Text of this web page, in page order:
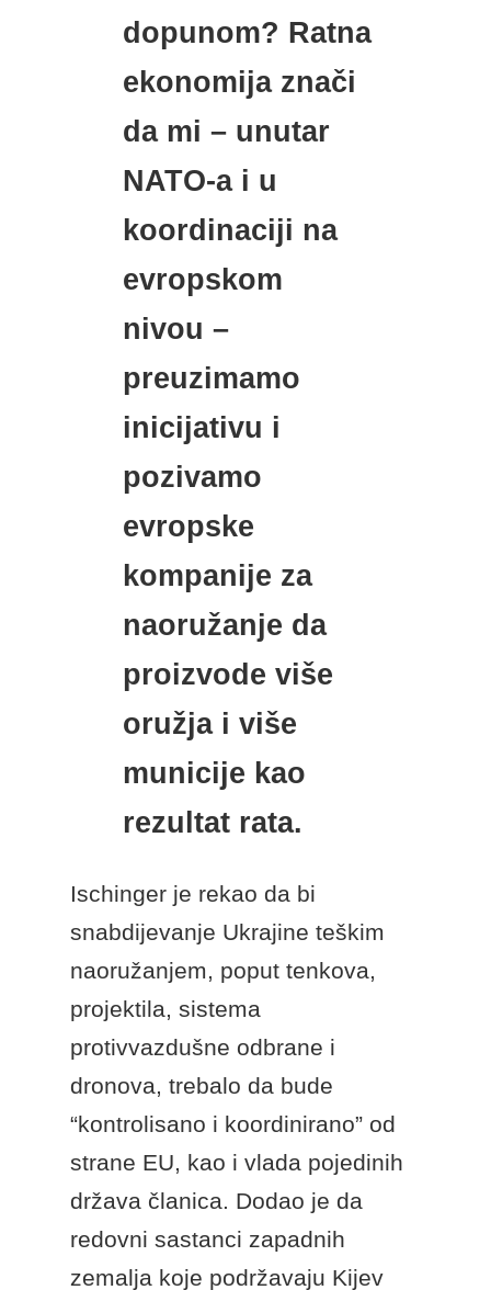
dopunom? Ratna
ekonomija znači
da mi – unutar
NATO-a i u
koordinaciji na
evropskom
nivou –
preuzimamo
inicijativu i
pozivamo
evropske
kompanije za
naoružanje da
proizvode više
oružja i više
municije kao
rezultat rata.
Ischinger je rekao da bi
snabdijevanje Ukrajine teškim
naoružanjem, poput tenkova,
projektila, sistema
protivvazdušne odbrane i
dronova, trebalo da bude
“kontrolisano i koordinirano” od
strane EU, kao i vlada pojedinih
država članica. Dodao je da
redovni sastanci zapadnih
zemalja koje podržavaju Kijev